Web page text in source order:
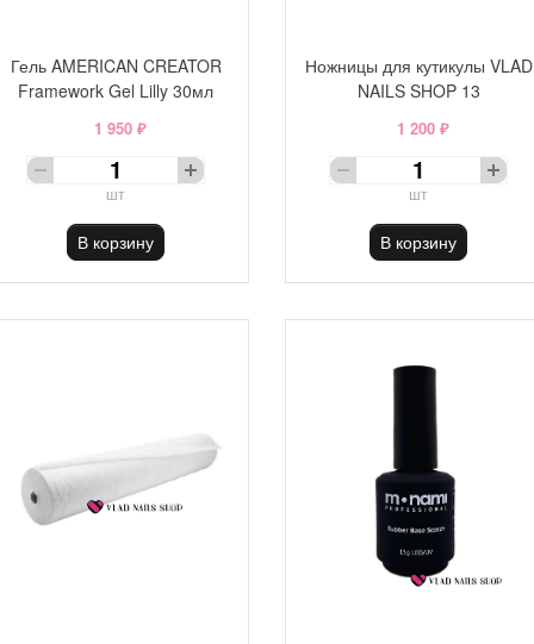
Гель AMERICAN CREATOR
Framework Gel Lilly 30мл
1 950 ₽
шт
В корзину
Ножницы для кутикулы VLAD
NAILS SHOP 13
1 200 ₽
шт
В корзину